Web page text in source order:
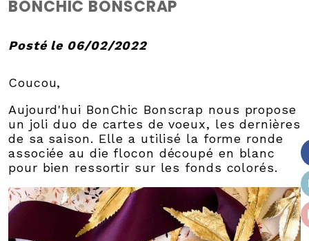
BONCHIC BONSCRAP
Posté le 06/02/2022
Coucou,
Aujourd'hui BonChic Bonscrap nous propose
un joli duo de cartes de voeux, les dernières
de sa saison. Elle a utilisé la forme ronde
associée au die flocon découpé en blanc
pour bien ressortir sur les fonds colorés.